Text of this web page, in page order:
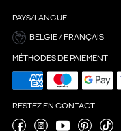
PAYS/LANGUE
BELGIË / FRANÇAIS
MÉTHODES DE PAIEMENT
RESTEZ EN CONTACT